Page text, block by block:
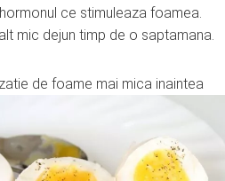
ce stimuleaza foamea.
mic dejun timp de o saptamana.
de foame mai mica inaintea